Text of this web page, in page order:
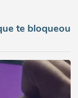
te bloqueou